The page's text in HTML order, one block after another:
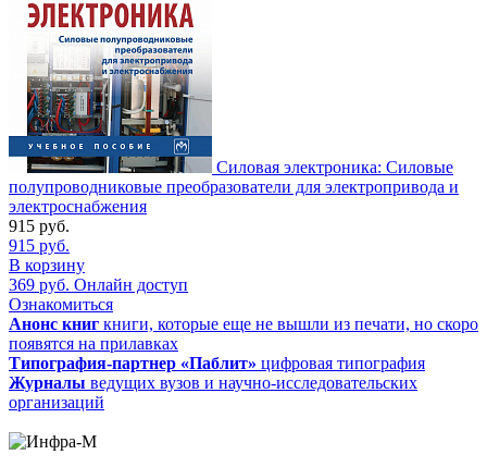
Силовая электроника: Силовые
полупроводниковые преобразователи для электропривода и
электроснабжения
915 руб.
915 руб.
В корзину
369 руб. Онлайн доступ
Ознакомиться
Анонс книг книги, которые еще не вышли из печати, но скоро
появятся на прилавках
Типография-партнер «Паблит» цифровая типография
Журналы ведущих вузов и научно-исследовательских
организаций